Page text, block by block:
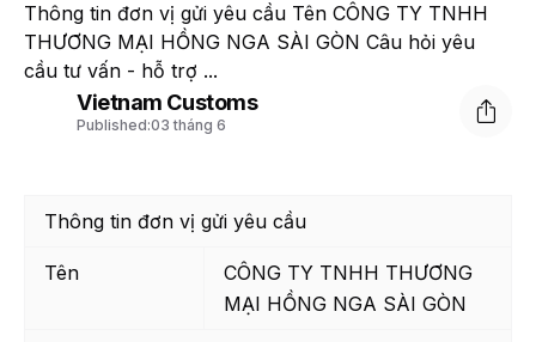
Thông tin đơn vị gửi yêu cầu Tên CÔNG TY TNHH
THƯƠNG MẠI HỒNG NGA SÀI GÒN Câu hỏi yêu
cầu tư vấn - hỗ trợ ...
Vietnam Customs
Published:03 tháng 6
Thông tin đơn vị gửi yêu cầu
Tên
CÔNG TY TNHH THƯƠNG
MẠI HỒNG NGA SÀI GÒN